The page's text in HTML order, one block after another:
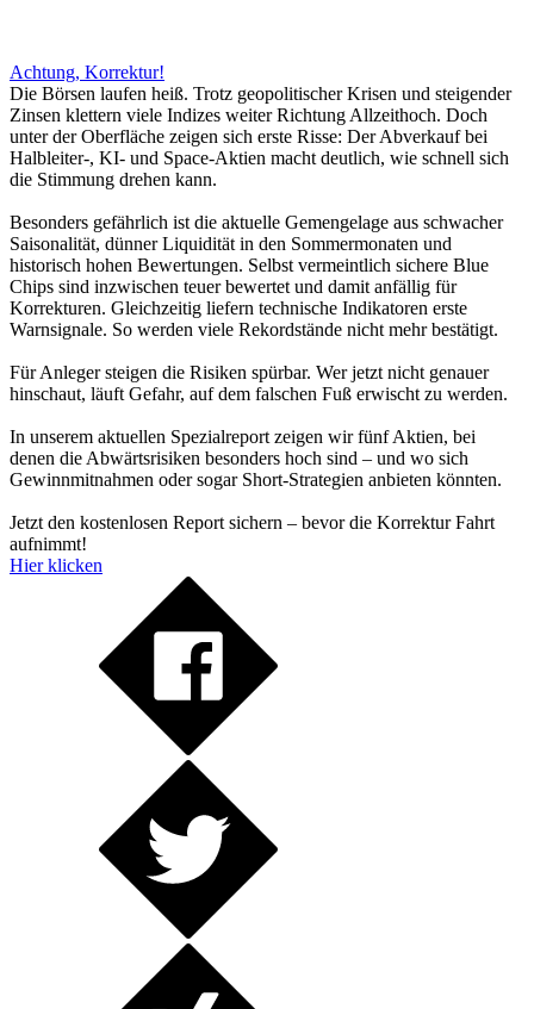
Achtung, Korrektur!
Die Börsen laufen heiß. Trotz geopolitischer Krisen und steigender
Zinsen klettern viele Indizes weiter Richtung Allzeithoch. Doch
unter der Oberfläche zeigen sich erste Risse: Der Abverkauf bei
Halbleiter-, KI- und Space-Aktien macht deutlich, wie schnell sich
die Stimmung drehen kann.
Besonders gefährlich ist die aktuelle Gemengelage aus schwacher
Saisonalität, dünner Liquidität in den Sommermonaten und
historisch hohen Bewertungen. Selbst vermeintlich sichere Blue
Chips sind inzwischen teuer bewertet und damit anfällig für
Korrekturen. Gleichzeitig liefern technische Indikatoren erste
Warnsignale. So werden viele Rekordstände nicht mehr bestätigt.
Für Anleger steigen die Risiken spürbar. Wer jetzt nicht genauer
hinschaut, läuft Gefahr, auf dem falschen Fuß erwischt zu werden.
In unserem aktuellen Spezialreport zeigen wir fünf Aktien, bei
denen die Abwärtsrisiken besonders hoch sind – und wo sich
Gewinnmitnahmen oder sogar Short-Strategien anbieten könnten.
Jetzt den kostenlosen Report sichern – bevor die Korrektur Fahrt
aufnimmt!
Hier klicken